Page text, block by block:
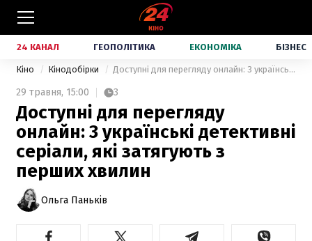
24 КАНАЛ ГЕОПОЛІТИКА ЕКОНОМІКА БІЗНЕС
Кіно Кінодобірки Доступні для перегляду онлайн: 3 українські детективні серіали, які затягують з перших хвилин
29 травня, 15:00 3
Доступні для перегляду
онлайн: 3 українські детективні
серіали, які затягують з
перших хвилин
Ольга Паньків